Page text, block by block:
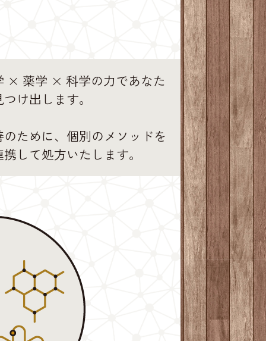
× 薬学 × 科学の力であなた
け出します。
ために、個別のメソッドを
して処方いたします。